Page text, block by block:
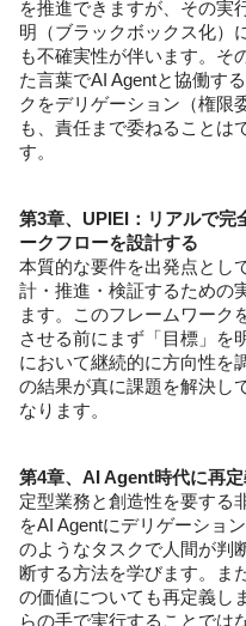
を推進できますが、その実
明（ブラックボックス化）
も不確実性が伴います。そ
た言葉でAI Agentと協働す
クをデリゲーション（権限
も、責任まで委ねることは
す。
第3章、UPIEI：リアルで完
ークフローを設計する
本質的な要件を出発点とし
計・推進・検証するための
ます。このフレームワーク
させる前にまず「目標」を
において継続的に方向性を
の結果が真に課題を解決し
なります。
第4章、AI Agent時代に再定
定型業務と創造性を要する
をAI Agentにデリゲーショ
のようなタスクで人間が判
断する方法を学びます。ま
の価値についても再定義し
らの手で実行することでは